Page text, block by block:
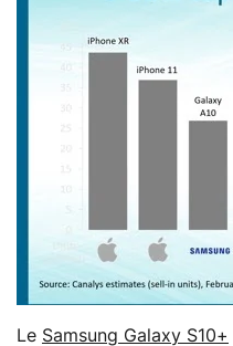
Le Samsung Galaxy S10+